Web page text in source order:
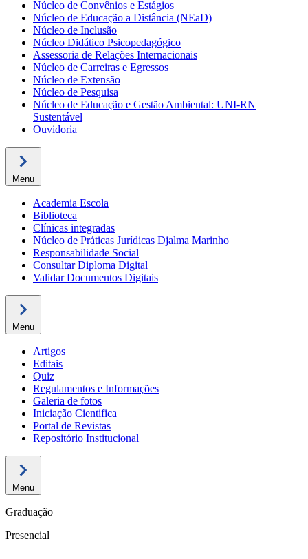
Núcleo de Convênios e Estágios
Núcleo de Educação a Distância (NEaD)
Núcleo de Inclusão
Núcleo Didático Psicopedagógico
Assessoria de Relações Internacionais
Núcleo de Carreiras e Egressos
Núcleo de Extensão
Núcleo de Pesquisa
Núcleo de Educação e Gestão Ambiental: UNI-RN
Sustentável
Ouvidoria
Menu
Academia Escola
Biblioteca
Clínicas integradas
Núcleo de Práticas Jurídicas Djalma Marinho
Responsabilidade Social
Consultar Diploma Digital
Validar Documentos Digitais
Menu
Artigos
Editais
Quiz
Regulamentos e Informações
Galeria de fotos
Iniciação Cientifica
Portal de Revistas
Repositório Institucional
Menu
Graduação
Presencial